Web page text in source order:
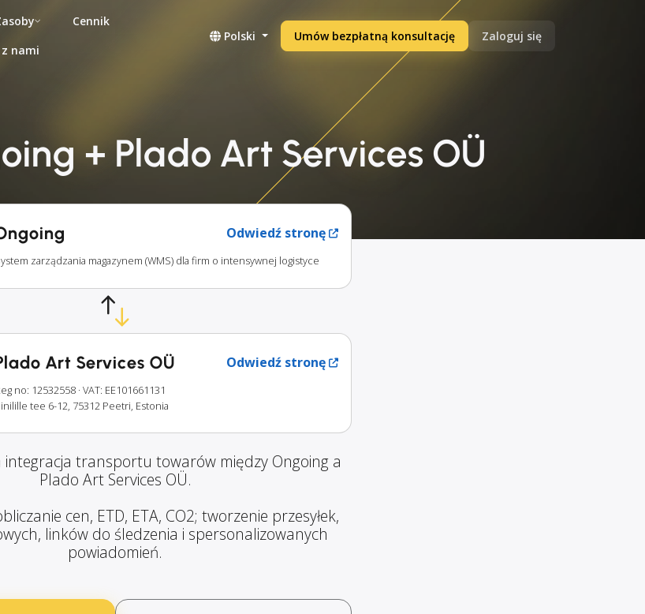
Cennik
nami
Polski Umów bezpłatną konsultację Zaloguj się
+ Plado Art Services OÜ
Odwiedź stronę
zarządzania magazynem (WMS) dla firm o intensywnej logistyce
Art Services OÜ Odwiedź stronę
no: 12532558 · VAT: EE101661131
tee 6-12, 75312 Peetri, Estonia
integracja transportu towarów między Ongoing a
Plado Art Services OÜ.
cen, ETD, ETA, CO2; tworzenie przesyłek,
linków do śledzenia i spersonalizowanych
powiadomień.